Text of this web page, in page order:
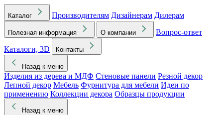
Каталог Производителям Дизайнерам Дилерам
Полезная информация О компании
Вопрос-ответ
Каталоги, 3D
Контакты
Назад к меню
Изделия из дерева и МДФ Стеновые панели Резной декор
Лепной декор Мебель Фурнитура для мебели Идеи по
применению Коллекции декора Образцы продукции
Назад к меню